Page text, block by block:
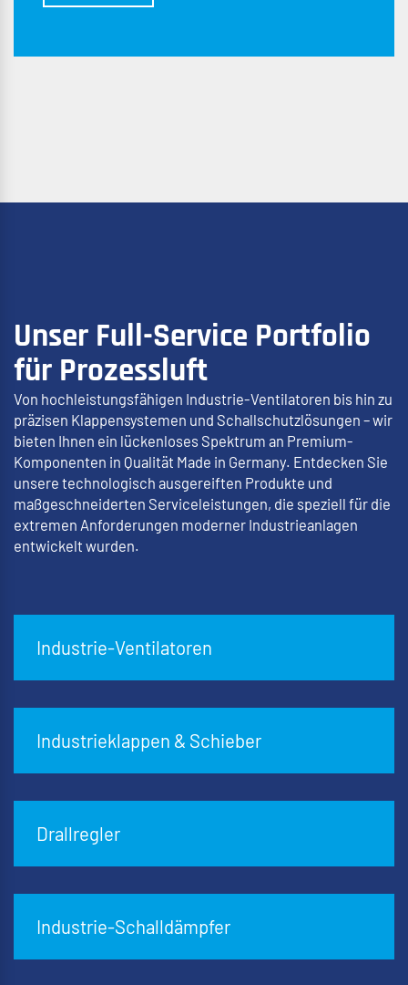
Unser Full-Service Portfolio
für Prozessluft
Von hochleistungsfähigen Industrie-Ventilatoren bis hin zu
präzisen Klappensystemen und Schallschutzlösungen – wir
bieten Ihnen ein lückenloses Spektrum an Premium-
Komponenten in Qualität Made in Germany. Entdecken Sie
unsere technologisch ausgereiften Produkte und
maßgeschneiderten Serviceleistungen, die speziell für die
extremen Anforderungen moderner Industrieanlagen
entwickelt wurden.
Industrie-Ventilatoren
Industrieklappen & Schieber
Drallregler
Industrie-Schalldämpfer